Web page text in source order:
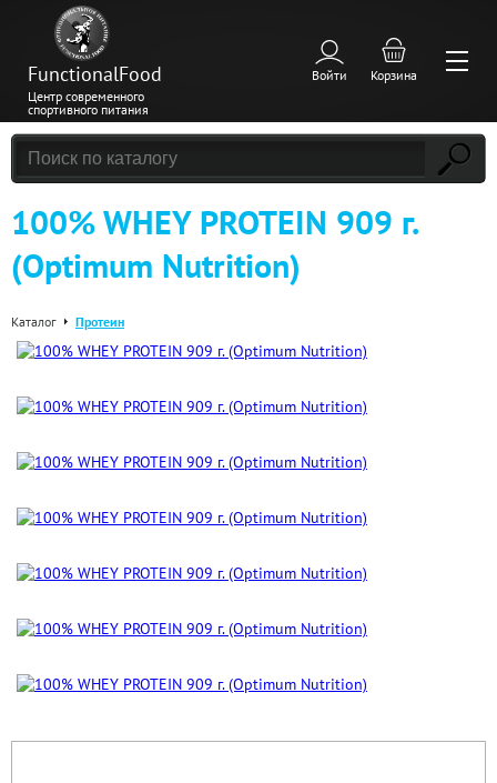
FunctionalFood
Центр современного
спортивного питания
Войти Корзина
100% WHEY PROTEIN 909 г.
(Optimum Nutrition)
Каталог Протеин